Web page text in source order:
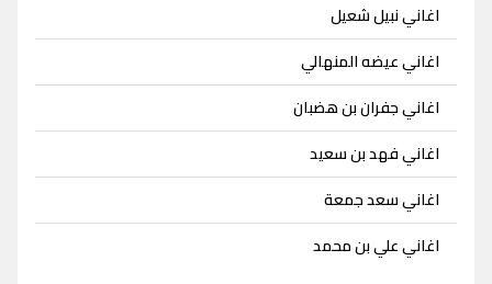
اغاني نبيل شعيل
اغاني عيضه المنهالي
اغاني جفران بن هضبان
اغاني فهد بن سعيد
اغاني سعد جمعة
اغاني علي بن محمد